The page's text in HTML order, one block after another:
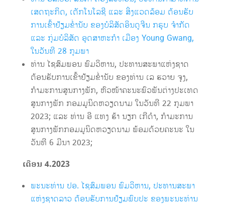
ເສດຖະກິດ, ເຕັກໂນໂລຊີ ແລະ ສິ່ງແວດລ້ອມ ຕ້ອນຮັບ
ການເຂົ້າຢ້ຽມຂ່ຳນັບ ຂອງບໍລິສັດອິນດູຈີນ ກຣຸບ ຈຳກັດ
ແລະ ກຸ່ມບໍລິສັດ ອຸດສາຫະກຳ ເມືອງ Young Gwang,
ໃນວັນທີ 28 ກຸມພາ
ທ່ານ ໄຊສົມພອນ ພົມວິຫານ, ປະທານສະພາແຫ່ງຊາດ
ຕ້ອນຮັບການເຂົ້າຢ້ຽມຂ່ຳນັບ ຂອງທ່ານ ເລ ຮວາຍ ຈຸງ,
ກຳມະການສູນກາງພັກ, ຫົວໜ້າຄະນະພົວພັນຕ່າງປະເທດ
ສູນກາງພັກ ກອມມູນິດຫວຽດນາມ ໃນວັນທີ 22 ກຸມພາ
2023; ແລະ ທ່ານ ອີ ແທງ ຮ້າ ນຽກ ເກີດຳ, ກຳມະການ
ສູນກາງພັກກອມມູນິດຫວຽດນາມ ພ້ອມດ້ວຍຄະນະ ໃນ
ວັນທີ 6 ມີນາ 2023;
ເດືອນ 4.2023
ພ​ະ​ນະທ່ານ ປອ. ໄຊສົມພອນ ພົມວິຫານ, ປະທານສະພາ
ແຫ່ງຊາດລາວ ຕ້ອນຮັບການຢ້ຽມພົບປະ ຂອງ​ພະ​ນະທ່ານ